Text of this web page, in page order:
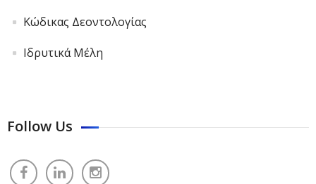
Κώδικας Δεοντολογίας
Ιδρυτικά Μέλη
Follow Us